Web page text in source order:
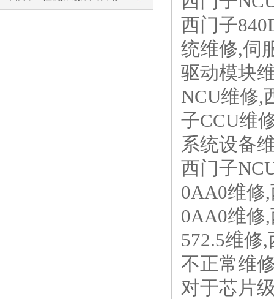
西门子
统维修,伺
驱动模块
NCU维修,
子CCU维
系统设备
西门子
0AA0维修
0AA0维修
572.5维修
不正常维
对于芯片